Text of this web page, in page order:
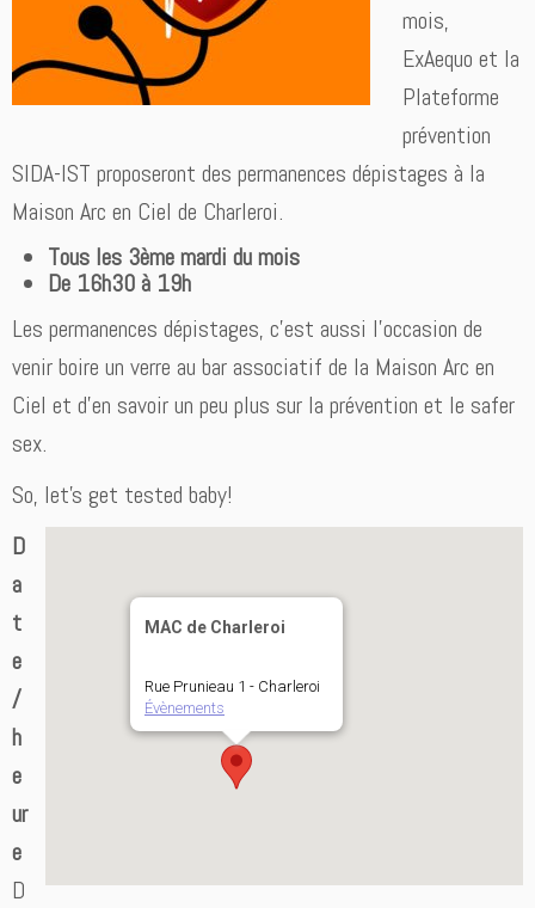
mois,
ExAequo et la
Plateforme
prévention
SIDA-IST proposeront des permanences dépistages à la
Maison Arc en Ciel de Charleroi.
Tous les 3ème mardi du mois
De 16h30 à 19h
Les permanences dépistages, c’est aussi l’occasion de
venir boire un verre au bar associatif de la Maison Arc en
Ciel et d’en savoir un peu plus sur la prévention et le safer
sex.
So, let’s get tested baby!
MAC de Charleroi
Rue Prunieau 1 - Charleroi
Évènements
D
a
t
e
/
h
e
ur
e
D